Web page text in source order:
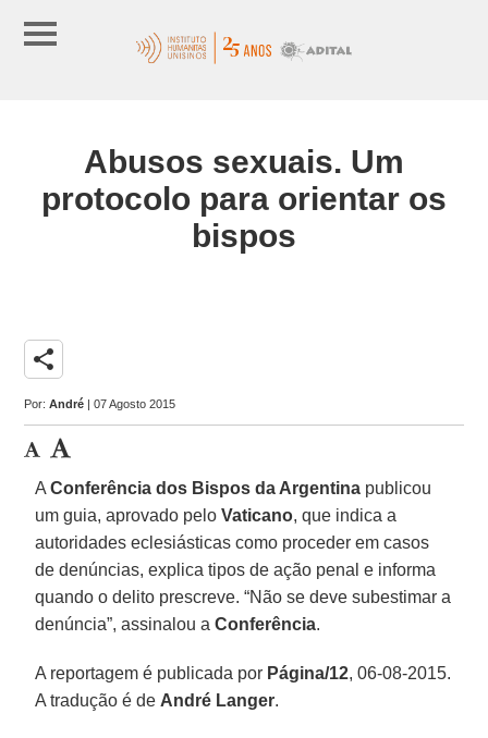
Abusos sexuais. Um
protocolo para orientar os
bispos
share
Por:André | 07 Agosto 2015
AConferência dos Bispos da Argentina publicou
um guia, aprovado peloVaticano, que indica a
autoridades eclesiásticas como proceder em casos
de denúncias, explica tipos de ação penal e informa
quando o delito prescreve. “Não se deve subestimar a
denúncia”, assinalou aConferência.
A reportagem é publicada por Página/12, 06-08-2015.
A tradução é de André Langer.